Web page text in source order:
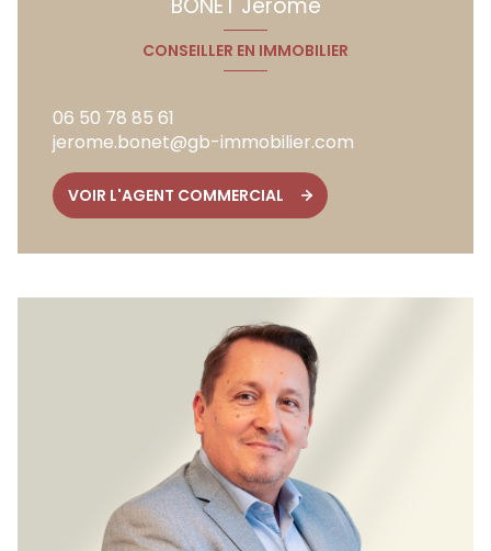
BONET Jérôme
CONSEILLER EN IMMOBILIER
06 50 78 85 61
jerome.bonet@gb-immobilier.com
VOIR L'AGENT COMMERCIAL